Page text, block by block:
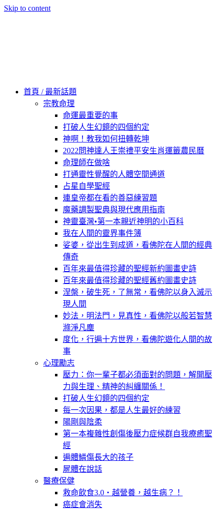
Skip to content
首頁 / 最新話題
宗教命理
命運最重要的事
打破人生幻鏡的四個約定
神啊！教我如何扭轉乾坤
2022問神達人王崇禮平安生肖運籤農民曆
命理師在做啥
打通靈性覺醒的人體空間通道
占星自學聖經
連皇帝都在看的善惡練習題
魔藥調製聖典與現代應用指南
神靈臺灣•第一本親近神明的小百科
我在人間的靈界事件簿
娑婆，從出生到成道，看佛陀在人間的經典
傳奇
百年來最值得珍藏的聖經新約圖畫史詩
百年來最值得珍藏的聖經舊約圖畫史詩
涅槃，破生死，了無常，看佛陀以身入滅示
現人間
妙法，明法門，見真性，看佛陀以般若智慧
滌淨凡塵
度化，行遍十方世界，看佛陀遊化人間的故
事
心理勵志
壓力：你一輩子都必須面對的問題，解開壓
力與生理、精神的糾纏關係！
打破人生幻鏡的四個約定
每一次因果，都是人生最好的練習
陽剛與陰柔
第一本複雜性創傷後壓力症候群自我療癒聖
經
遍體鱗傷長大的孩子
屍體在說話
醫療保健
救命飲食3.0‧越營養，越生病？！
癌症會消失